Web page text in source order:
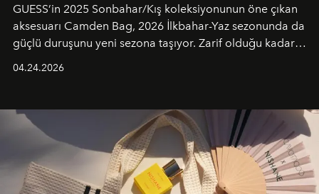
GUESS’in 2025 Sonbahar/Kış koleksiyonunun öne çıkan
aksesuarı Camden Bag, 2026 İlkbahar-Yaz sezonunda da
güçlü duruşunu yeni sezona taşıyor. Zarif olduğu kadar
04.24.2026